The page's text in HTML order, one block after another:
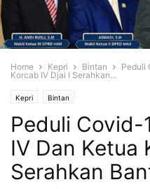
Home Kepri Bintan
Peduli
Korcab IV Djai I Serahkan...
Kepri Bintan
Peduli Covid-
IV Dan Ketua
Serahkan